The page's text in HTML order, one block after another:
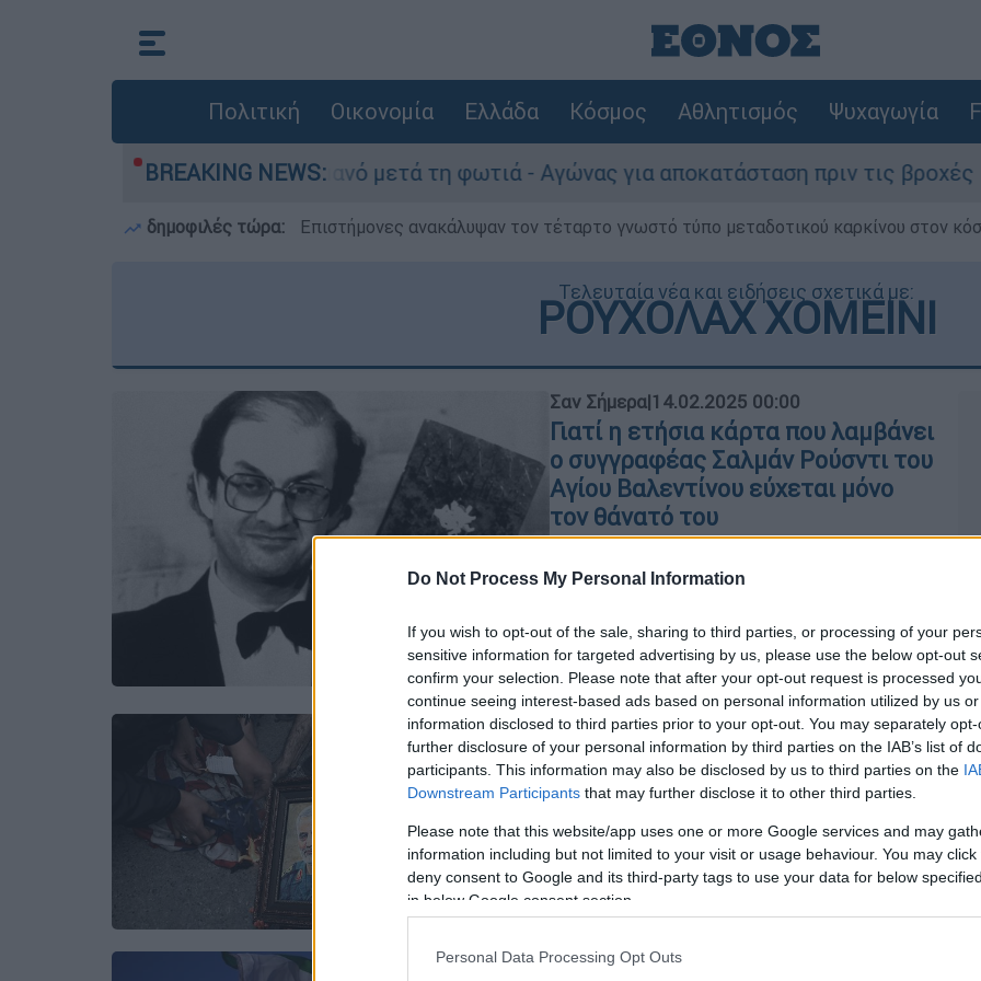
Do Not Process My Personal Information
If you wish to opt-out of the sale, sharing to third parties, or processing of your
sensitive information for targeted advertising by us, please use the below opt-out
confirm your selection. Please note that after your opt-out request is processed
continue seeing interest-based ads based on personal information utilized by us
information disclosed to third parties prior to your opt-out. You may separately
further disclosure of your personal information by third parties on the IAB’s list of
participants. This information may also be disclosed by us to third parties on the
Downstream Participants that may further disclose it to other third parties.
Please note that this website/app uses one or more Google services and may
information including but not limited to your visit or usage behaviour. You may
deny consent to Google and its third-party tags to use your data for below
in below Google consent section.
Personal Data Processing Opt Outs
Πολιτική Οικονομία Ελλάδα Κόσμος Αθλητισμός Ψυχαγωγία
BREAKING NEWS:
στο Πόρτο Γερμανό μετά τη φωτιά - Αγώνας για αποκατάσταση πριν τις βροχές
δημοφιλές τώρα: Επιστήμονες ανακάλυψαν τον τέταρτο γνωστό τύπο μεταδοτικού καρκίνου στον
Τελευταία νέα και ειδήσεις σχετικά με:
ΡΟΥΧΟΛΑΧ ΧΟΜΕΙΝΙ
Σαν Σήμερα|14.02.2025 00:00
Γιατί η ετήσια κάρτα που λαμβάνει
ο συγγραφέας Σαλμάν Ρούσντι του
Αγίου Βαλεντίνου εύχεται μόνο
τον θάνατό του
εκατομμύρια δολάρια μέσα στον
βιβλίου και οι «Σατανικοί Στίχοι»,
αλλά..
Κόσμος|03.01.2020 16:21
Σουλεϊμανί: Πώς έγινε η
αμερικανική επιδρομή- «Βράζει» η
Μέση Ανατολή
Οι Ιρανοί βρίσκονται στους δρόμους
και ζητούν εκδίκηση για τον θάνατο
του στρατηγού τους